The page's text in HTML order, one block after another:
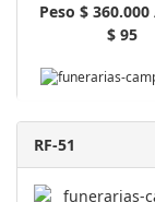
Peso $
$ 95
RF-51